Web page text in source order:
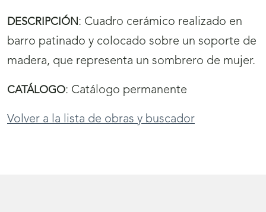
DESCRIPCIÓN: Cuadro cerámico realizado en
barro patinado y colocado sobre un soporte de
madera, que representa un sombrero de mujer.
CATÁLOGO: Catálogo permanente
Volver a la lista de obras y buscador